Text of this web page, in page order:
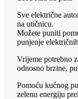
Sve električne
na utičnicu.
Možete puniti
punjenje
Vrijeme potrebno
odnosno brzine,
Pomoću kućnog
zelenu energiju